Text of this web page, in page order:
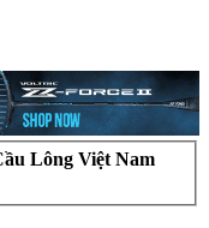
Lông Việt Nam